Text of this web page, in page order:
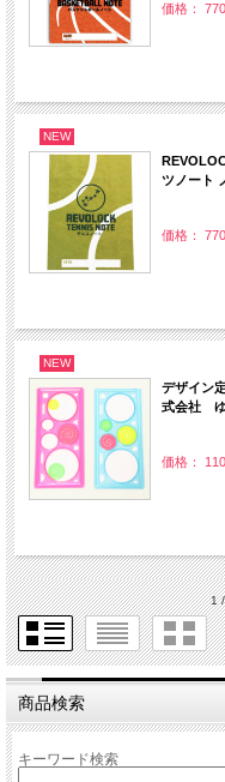
価格：
NEW
ツノート
価格：
NEW
デザイン
式会社 ゆ
価格：
1
商品検索
キーワード検索